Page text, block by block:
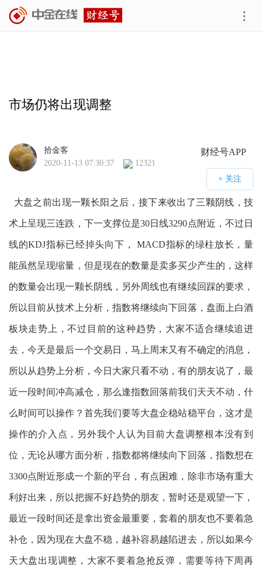
市场仍将出现调整
财经号APP
拾金客
2020-11-13 07:30:37
12321
大盘之前出现一颗长阳之后，接下来收出了三颗阴线，技
术上呈现三连跌，下一支撑位是30日线3290点附近，不过日
线的KDJ指标已经掉头向下， MACD指标的绿柱放长，量
能虽然呈现缩量，但是现在的数量是卖多买少产生的，这样
的数量会出现一颗长阴线，另外周线也有继续回踩的要求，
所以目前从技术上分析，指数将继续向下回落，盘面上白酒
板块走势上，不过目前的这种趋势，大家不适合继续追进
去，今天是最后一个交易日，马上周末又有不确定的消息，
所以从趋势上分析，今日大家只看不动，有的朋友说了，最
近一段时间冲高减仓，那么逢指数回落前我们天天不动，什
么时间可以操作？首先我们要等大盘企稳站稳平台，这才是
操作的介入点，另外我个人认为目前大盘调整根本没有到
位，无论从哪方面分析，指数都将继续向下回落，指数想在
3300点附近形成一个新的平台，有点困难，除非市场有重大
利好出来，所以把握不好趋势的朋友，暂时还是观望一下，
最近一段时间还是拿出资金最重要，套着的朋友也不要着急
补仓，因为现在大盘不稳，越补容易越陷进去，所以如果今
天大盘出现调整，大家不要着急抢反弹，需要等待下周再